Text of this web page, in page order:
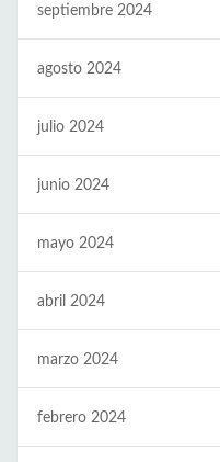
septiembre 2024
agosto 2024
julio 2024
junio 2024
mayo 2024
abril 2024
marzo 2024
febrero 2024